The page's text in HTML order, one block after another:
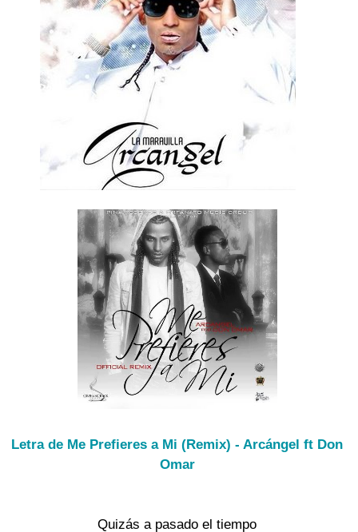
Letra de Me Prefieres a Mi (Remix) - Arcángel ft Don
Omar
Quizás a pasado el tiempo